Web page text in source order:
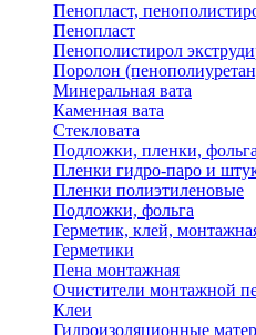
Пенопласт,
Пенопласт
Пенополистирол
Поролон
Минеральная вата
Каменная вата
Стекловата
Подложки, пленки, фольга
Пленки гидро-паро и
Пленки полиэтиленовые
Подложки, фольга
Герметик, клей,
Герметики
Пена монтажная
Очистители монтажной
Клеи
Гидроизоляционные